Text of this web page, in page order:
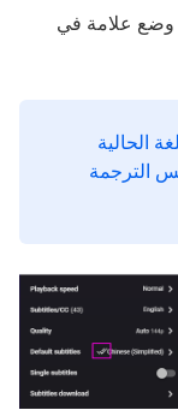
وضع علامة في
الحالية
الترجمة